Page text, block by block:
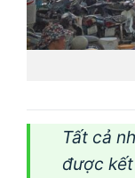
Tất cả
được